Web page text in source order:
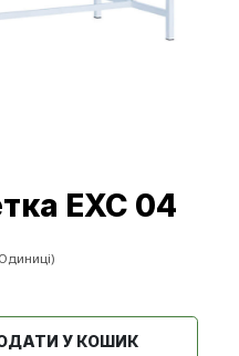
EXC 04
Одиниці)
У КОШИК